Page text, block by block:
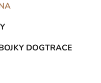
DOGTRACE